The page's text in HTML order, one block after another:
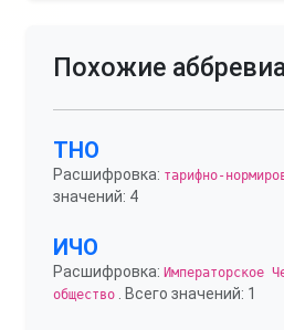
Похожие
ТНО
Расшифровка: тарифно-
значений: 4
ИЧО
Расшифровка: Императорское
общество . Всего значений: 1